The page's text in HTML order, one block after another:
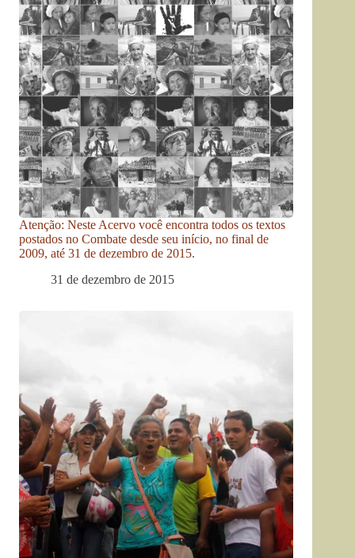
Atenção: Neste Acervo você encontra todos os textos
postados no Combate desde seu início, no final de
2009, até 31 de dezembro de 2015.
31 de dezembro de 2015